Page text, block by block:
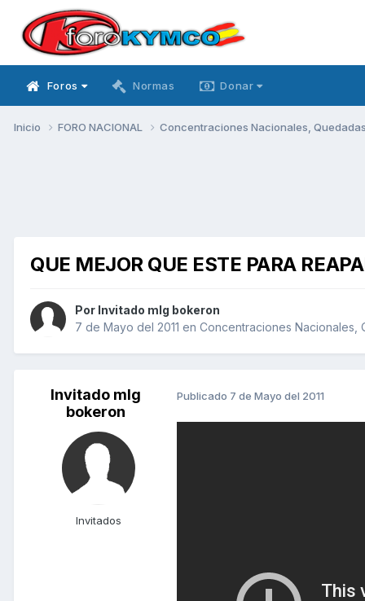
Foros Normas Donar
Inicio FORO NACIONAL Concentraciones Nacionales,
QUE MEJOR QUE ESTE PARA
Por Invitado mlg bokeron
7 de Mayo del 2011 en Concentraciones Nacionales,
Invitado mlg
bokeron
Invitados
Publicado 7 de Mayo del 2011